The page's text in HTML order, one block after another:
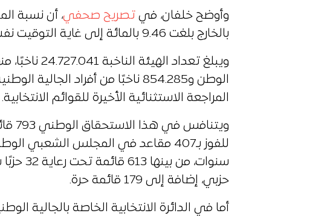
وأوضح خلفان، في تصريح صحفي، أن نسبة
بالخارج بلغت 9.46 بالمائة إلى غاية التوقيت نفسه.
الوطن و854.285 ناخبًا من أفراد
المراجعة الاستثنائية الأخيرة للقوائم الانتخابية.
للفوز بـ407 مقاعد في المجلس
سنوات،
حزبي، إضافة إلى 179 قائمة حرة.